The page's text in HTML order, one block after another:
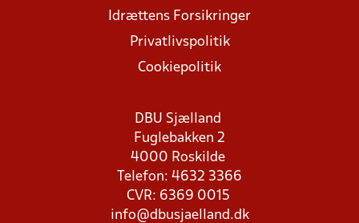
Idrættens Forsikringer
Privatlivspolitik
Cookiepolitik
DBU Sjælland
Fuglebakken 2
4000 Roskilde
Telefon: 4632 3366
CVR: 6369 0015
info@dbusjaelland.dk